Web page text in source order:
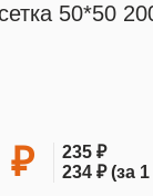
50*50
₽
235 ₽
234 ₽(за